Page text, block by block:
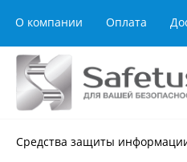
О компании Оплата
Средства защиты